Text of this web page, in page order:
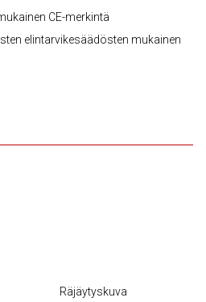
CE-merkintä
elintarvikesäädösten mukainen
Räjäytyskuva